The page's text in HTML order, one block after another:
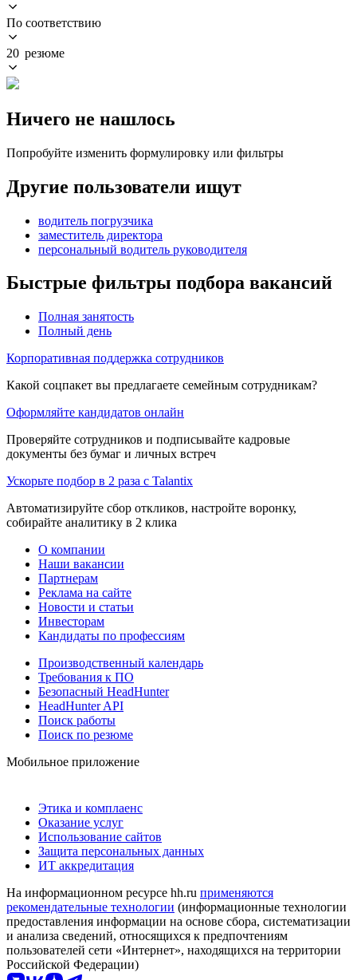
По соответствию
20 резюме
Ничего не нашлось
Попробуйте изменить формулировку или фильтры
Другие пользователи ищут
водитель погрузчика
заместитель директора
персональный водитель руководителя
Быстрые фильтры подбора вакансий
Полная занятость
Полный день
Корпоративная поддержка сотрудников
Какой соцпакет вы предлагаете семейным сотрудникам?
Оформляйте кандидатов онлайн
Проверяйте сотрудников и подписывайте кадровые
документы без бумаг и личных встреч
Ускорьте подбор в 2 раза с Talantix
Автоматизируйте сбор откликов, настройте воронку,
собирайте аналитику в 2 клика
О компании
Наши вакансии
Партнерам
Реклама на сайте
Новости и статьи
Инвесторам
Кандидаты по профессиям
Производственный календарь
Требования к ПО
Безопасный HeadHunter
HeadHunter API
Поиск работы
Поиск по резюме
Мобильное приложение
Этика и комплаенс
Оказание услуг
Использование сайтов
Защита персональных данных
ИТ аккредитация
На информационном ресурсе hh.ru применяются
рекомендательные технологии (информационные технологии
предоставления информации на основе сбора, систематизации
и анализа сведений, относящихся к предпочтениям
пользователей сети «Интернет», находящихся на территории
Российской Федерации)